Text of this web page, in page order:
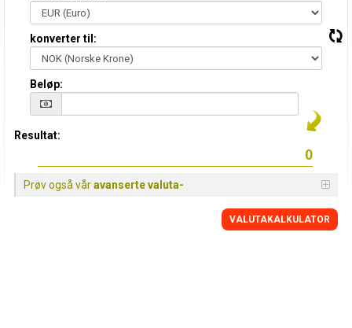
konverter til:
Beløp:
Resultat:
Prøv også våravanserte valuta-
VALUTAKALKULATOR